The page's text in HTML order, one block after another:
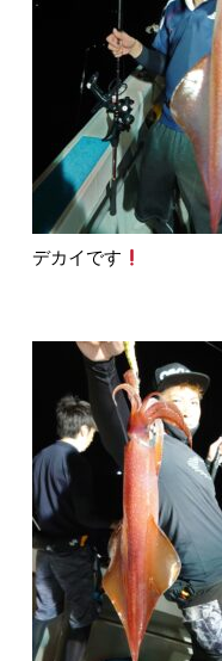
デカイです